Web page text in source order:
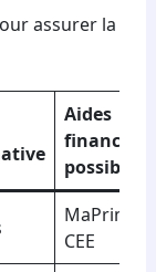
assurer la
Aides
possibles
CEE